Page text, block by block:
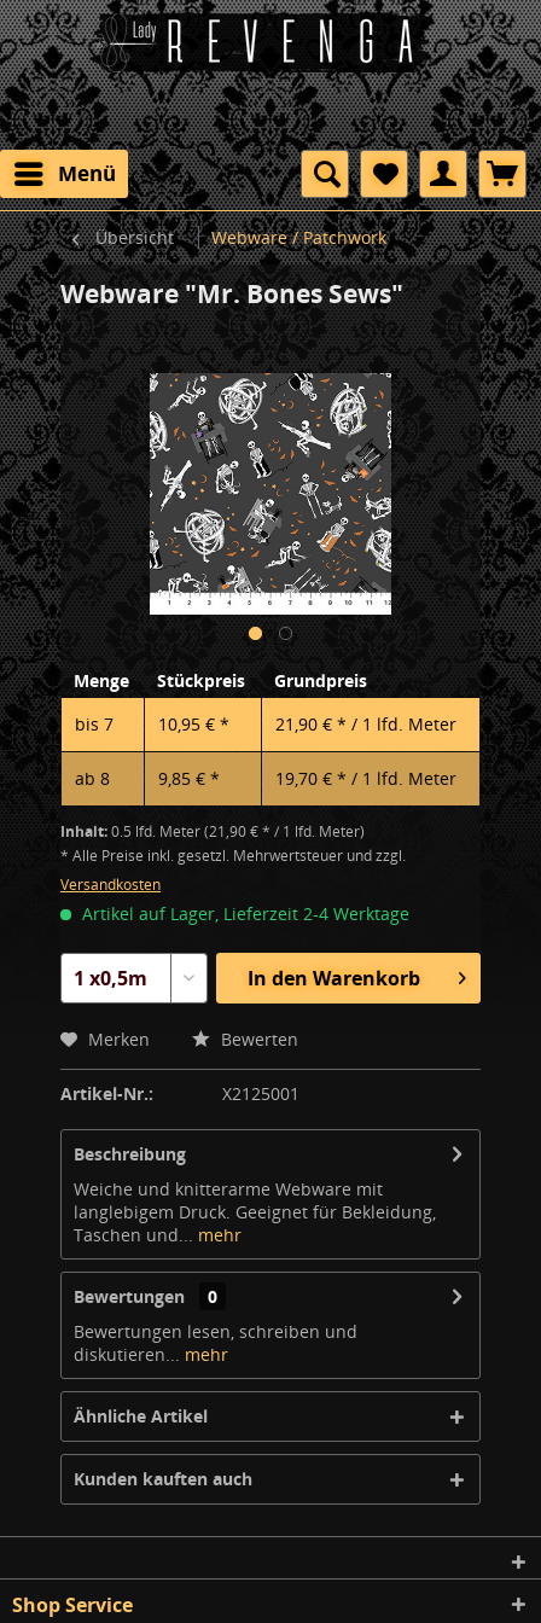
Menü
Übersicht Webware / Patchwork
Webware "Mr. Bones Sews"
Menge Stückpreis
Grundpreis
bis 7 10,95 € * 21,90 € * / 1 lfd. Meter
ab 8 9,85 € * 19,70 € * / 1 lfd. Meter
Inhalt:0.5 lfd. Meter (21,90 € * / 1 lfd. Meter)
* Alle Preise inkl. gesetzl. Mehrwertsteuer und zzgl.
Versandkosten
Artikel auf Lager, Lieferzeit 2-4 Werktage
In den Warenkorb
Merken Bewerten
Artikel-Nr.: X2125001
Beschreibung
Weiche und knitterarme Webware mit
langlebigem Druck. Geeignet für Bekleidung,
Taschen und... mehr
Bewertungen
0
Bewertungen lesen, schreiben und
diskutieren... mehr
Ähnliche Artikel
Kunden kauften auch
Shop Service